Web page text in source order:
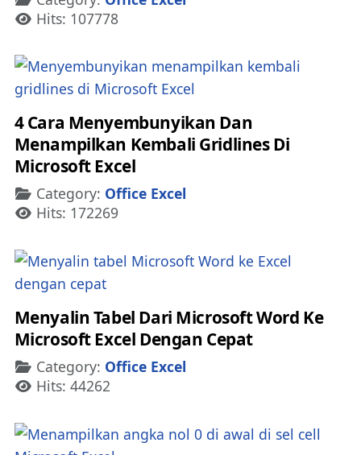
Hits: 107778
4 Cara Menyembunyikan Dan
Menampilkan Kembali Gridlines Di
Microsoft Excel
Details
Category: Office Excel
Hits: 172269
Menyalin Tabel Dari Microsoft Word Ke
Microsoft Excel Dengan Cepat
Details
Category: Office Excel
Hits: 44262